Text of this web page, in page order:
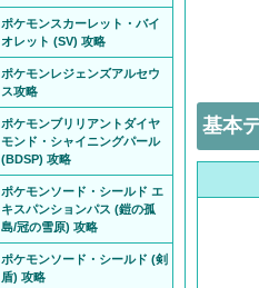
基本
ポケモンスカーレット・バイ
オレット (SV) 攻略
ポケモンレジェンズアルセウ
ス攻略
ポケモンブリリアントダイヤ
モンド・シャイニングパール
(BDSP) 攻略
ポケモンソード・シールド エ
キスパンションパス (鎧の孤
島/冠の雪原) 攻略
ポケモンソード・シールド (剣
盾) 攻略